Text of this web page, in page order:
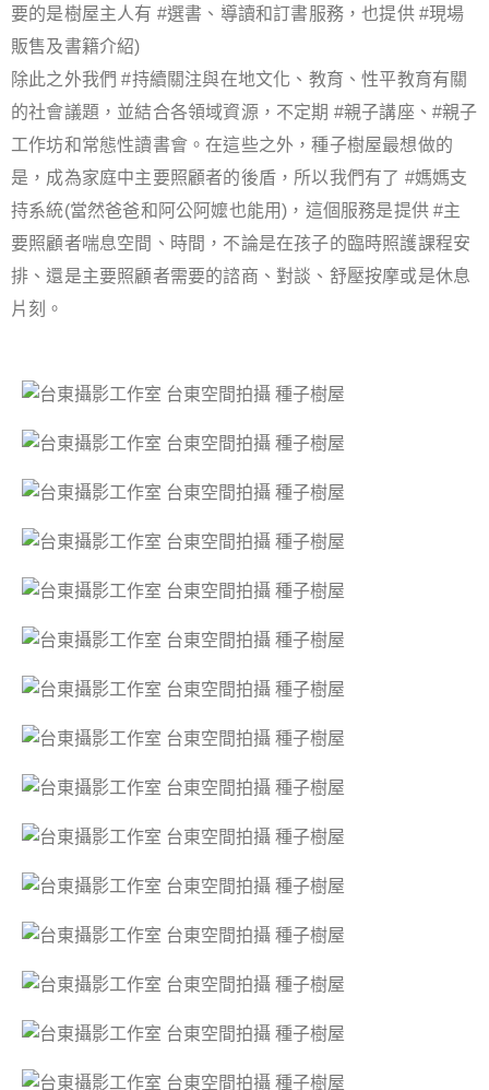
要的是樹屋主人有 #選書、導讀和訂書服務，也提供 #現場
販售及書籍介紹)
除此之外我們 #持續關注與在地文化、教育、性平教育有關
的社會議題，並結合各領域資源，不定期 #親子講座、#親子
工作坊和常態性讀書會。在這些之外，種子樹屋最想做的
是，成為家庭中主要照顧者的後盾，所以我們有了 #媽媽支
持系統(當然爸爸和阿公阿嬤也能用)，這個服務是提供 #主
要照顧者喘息空間、時間，不論是在孩子的臨時照護課程安
排、還是主要照顧者需要的諮商、對談、舒壓按摩或是休息
片刻。